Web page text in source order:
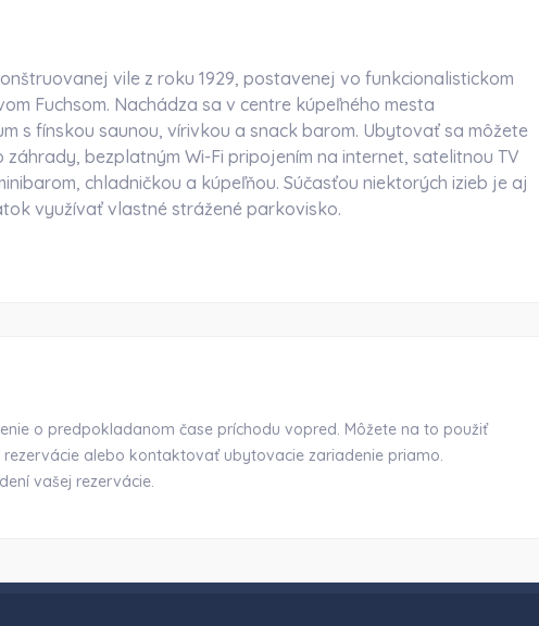
vile z roku 1929, postavenej vo funkcionalistickom
Fuchsom. Nachádza sa v centre kúpeľného mesta
s fínskou saunou, vírivkou a snack barom. Ubytovať sa môžete
bezplatným Wi-Fi pripojením na internet, satelitnou TV
chladničkou a kúpeľňou. Súčasťou niektorých izieb je aj
využívať vlastné strážené parkovisko.
o predpokladanom čase príchodu vopred. Môžete na to použiť
alebo kontaktovať ubytovacie zariadenie priamo.
vašej rezervácie.